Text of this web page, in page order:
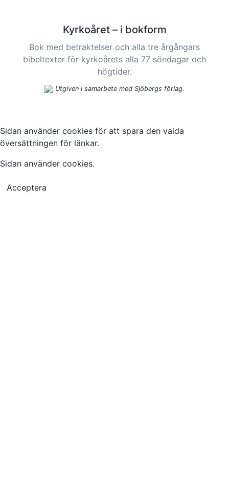
Kyrkoåret – i bokform
Bok med betraktelser och alla tre årgångars
bibeltexter för kyrkoårets alla 77 söndagar och
högtider.
Utgiven i samarbete med Sjöbergs förlag.
Sidan använder cookies för att spara den valda
översättningen för länkar.
Sidan använder cookies.
Acceptera